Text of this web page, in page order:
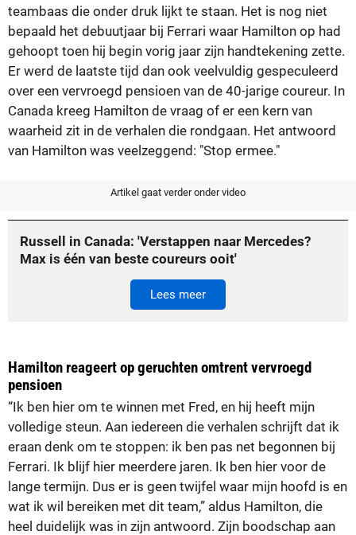
teambaas die onder druk lijkt te staan. Het is nog niet
bepaald het debuutjaar bij Ferrari waar Hamilton op had
gehoopt toen hij begin vorig jaar zijn handtekening zette.
Er werd de laatste tijd dan ook veelvuldig gespeculeerd
over een vervroegd pensioen van de 40-jarige coureur. In
Canada kreeg Hamilton de vraag of er een kern van
waarheid zit in de verhalen die rondgaan. Het antwoord
van Hamilton was veelzeggend: "Stop ermee."
Artikel gaat verder onder video
Russell in Canada: 'Verstappen naar Mercedes?
Max is één van beste coureurs ooit'
Lees meer
Hamilton reageert op geruchten omtrent vervroegd
pensioen
“Ik ben hier om te winnen met Fred, en hij heeft mijn
volledige steun. Aan iedereen die verhalen schrijft dat ik
eraan denk om te stoppen: ik ben pas net begonnen bij
Ferrari. Ik blijf hier meerdere jaren. Ik ben hier voor de
lange termijn. Dus er is geen twijfel waar mijn hoofd is en
wat ik wil bereiken met dit team,” aldus Hamilton, die
heel duidelijk was in zijn antwoord. Zijn boodschap aan